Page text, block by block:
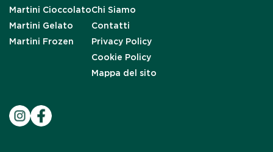
Martini Cioccolato
Martini Gelato
Martini Frozen
Chi Siamo
Contatti
Privacy Policy
Cookie Policy
Mappa del sito